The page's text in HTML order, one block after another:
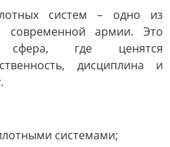
систем – одно из
современной армии. Это
сфера, где ценятся
дисциплина и
системами;